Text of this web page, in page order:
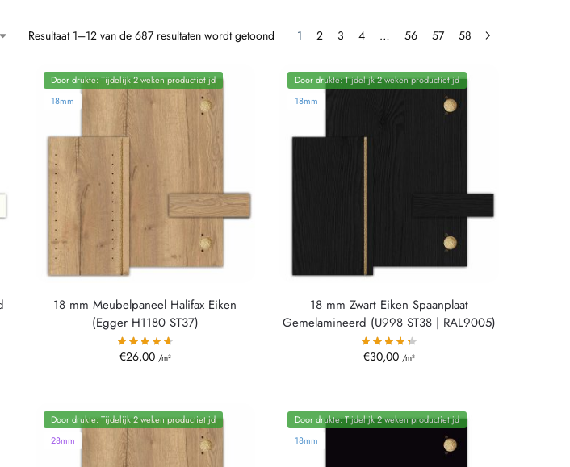
Resultaat 1–12 van de 687 resultaten wordt getoond 1 2 3 4 … 56 57 58
Door drukte: Tijdelijk 2 weken productietijd
18mm
18 mm Meubelpaneel Halifax Eiken
(Egger H1180 ST37)
€26,00 /m²
Door drukte: Tijdelijk 2 weken productietijd
18mm
18 mm Zwart Eiken Spaanplaat
Gemelamineerd (U998 ST38 | RAL9005)
€30,00 /m²
Door drukte: Tijdelijk 2 weken productietijd
28mm
Door drukte: Tijdelijk 2 weken productietijd
18mm